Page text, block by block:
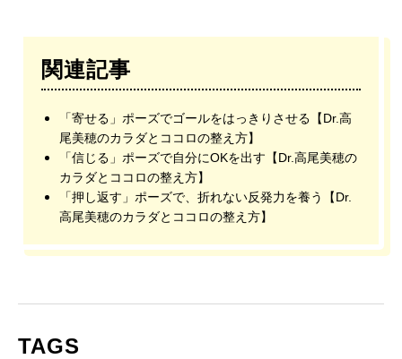
関連記事
「寄せる」ポーズでゴールをはっきりさせる【Dr.高
尾美穂のカラダとココロの整え方】
「信じる」ポーズで自分にOKを出す【Dr.高尾美穂の
カラダとココロの整え方】
「押し返す」ポーズで、折れない反発力を養う【Dr.
高尾美穂のカラダとココロの整え方】
TAGS